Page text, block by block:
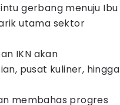
gerbang menuju Ibu
utama sektor
IKN akan
pusat kuliner, hingga
membahas progres